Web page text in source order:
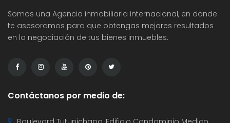
Somos una Agencia inmobiliaria internacional, en donde
te asesoramos para que obtengas mejores resultados
en la negociación de tus bienes inmuebles.
Contáctanos por medio de: